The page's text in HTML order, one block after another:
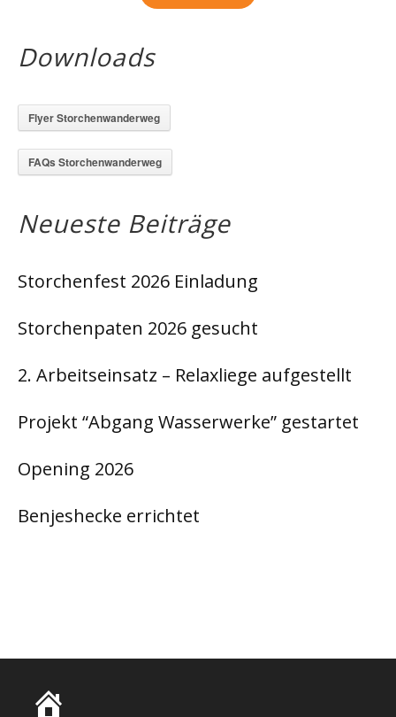
Downloads
Flyer Storchenwanderweg
FAQs Storchenwanderweg
Neueste Beiträge
Storchenfest 2026 Einladung
Storchenpaten 2026 gesucht
2. Arbeitseinsatz – Relaxliege aufgestellt
Projekt “Abgang Wasserwerke” gestartet
Opening 2026
Benjeshecke errichtet